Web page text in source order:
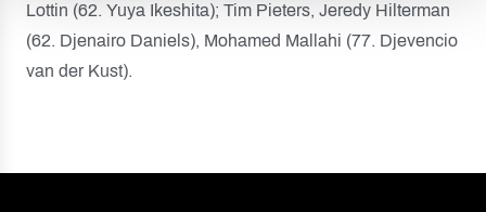
Lottin (62. Yuya Ikeshita); Tim Pieters, Jeredy Hilterman
(62. Djenairo Daniels), Mohamed Mallahi (77. Djevencio
van der Kust).